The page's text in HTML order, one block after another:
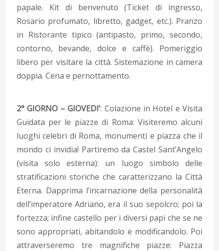
papale. Kit di benvenuto (Ticket di ingresso,
Rosario profumato, libretto, gadget, etc.). Pranzo
in Ristorante tipico (antipasto, primo, secondo,
contorno, bevande, dolce e caffè). Pomeriggio
libero per visitare la città. Sistemazione in camera
doppia. Cena e pernottamento.
2° GIORNO – GIOVEDI’: Colazione in Hotel e Visita
Guidata per le piazze di Roma: Visiteremo alcuni
luoghi celebri di Roma, monumenti e piazza che il
mondo ci invidia! Partiremo da Castel Sant’Angelo
(visita solo esterna): un luogo simbolo delle
stratificazioni storiche che caratterizzano la Città
Eterna. Dapprima l’incarnazione della personalità
dell’imperatore Adriano, era il suo sepolcro; poi la
fortezza; infine castello per i diversi papi che se ne
sono appropriati, abitandolo e modificandolo. Poi
attraverseremo tre magnifiche piazze: Piazza